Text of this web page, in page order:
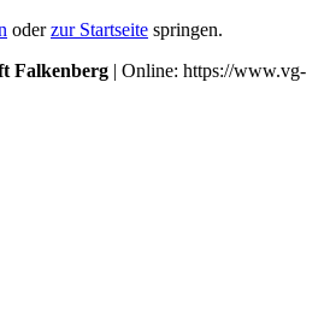
oderzur Startseite springen.
Falkenberg | Online: https://www.vg-